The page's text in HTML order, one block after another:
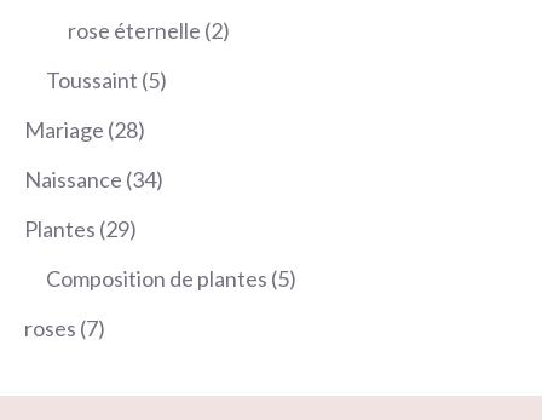
produits
rose éternelle 22
Toussaint 55
Mariage 2828
produits
Naissance 3434
Plantes 2929
produits
Composition de plantes 55
roses 77